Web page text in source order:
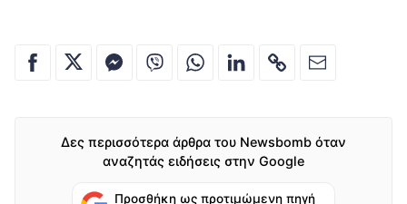
Δες περισσότερα άρθρα του Newsbomb όταν
αναζητάς ειδήσεις στην Google
Προσθήκη ως προτιμώμενη πηγή